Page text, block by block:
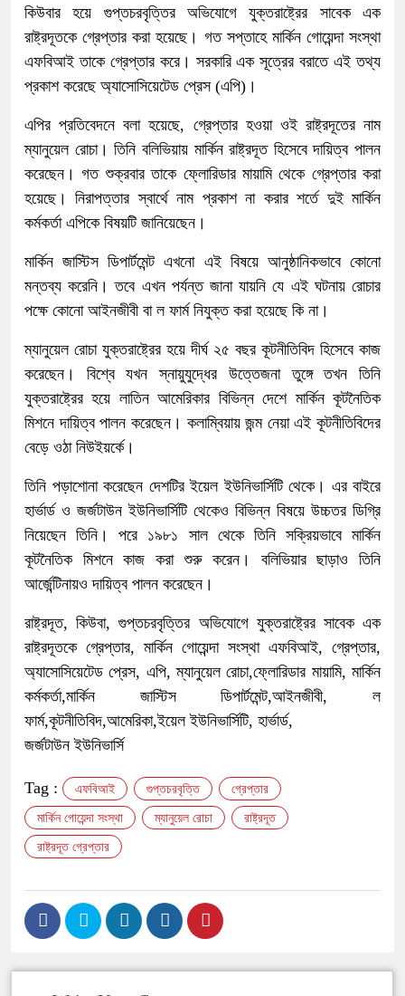
কিউবার হয়ে গুপ্তচরবৃত্তির অভিযোগে যুক্তরাষ্ট্রের সাবেক এক
রাষ্ট্রদূতকে গ্রেপ্তার করা হয়েছে। গত সপ্তাহে মার্কিন গোয়েন্দা সংস্থা
এফবিআই তাকে গ্রেপ্তার করে। সরকারি এক সূত্রের বরাতে এই তথ্য
প্রকাশ করেছে অ্যাসোসিয়েটেড প্রেস (এপি)।
এপির প্রতিবেদনে বলা হয়েছে, গ্রেপ্তার হওয়া ওই রাষ্ট্রদূতের নাম
ম্যানুয়েল রোচা। তিনি বলিভিয়ায় মার্কিন রাষ্ট্রদূত হিসেবে দায়িত্ব পালন
করেছেন। গত শুক্রবার তাকে ফ্লোরিডার মায়ামি থেকে গ্রেপ্তার করা
হয়েছে। নিরাপত্তার স্বার্থে নাম প্রকাশ না করার শর্তে দুই মার্কিন
কর্মকর্তা এপিকে বিষয়টি জানিয়েছেন।
মার্কিন জাস্টিস ডিপার্টমেন্ট এখনো এই বিষয়ে আনুষ্ঠানিকভাবে কোনো
মন্তব্য করেনি। তবে এখন পর্যন্ত জানা যায়নি যে এই ঘটনায় রোচার
পক্ষে কোনো আইনজীবী বা ল ফার্ম নিযুক্ত করা হয়েছে কি না।
ম্যানুয়েল রোচা যুক্তরাষ্ট্রের হয়ে দীর্ঘ ২৫ বছর কূটনীতিবিদ হিসেবে কাজ
করেছেন। বিশ্বে যখন স্নায়ুযুদ্ধের উত্তেজনা তুঙ্গে তখন তিনি
যুক্তরাষ্ট্রের হয়ে লাতিন আমেরিকার বিভিন্ন দেশে মার্কিন কূটনৈতিক
মিশনে দায়িত্ব পালন করেছেন। কলাম্বিয়ায় জন্ম নেয়া এই কূটনীতিবিদের
বেড়ে ওঠা নিউইয়র্কে।
তিনি পড়াশোনা করেছেন দেশটির ইয়েল ইউনিভার্সিটি থেকে। এর বাইরে
হার্ভার্ড ও জর্জটাউন ইউনিভার্সিটি থেকেও বিভিন্ন বিষয়ে উচ্চতর ডিগ্রি
নিয়েছেন তিনি। পরে ১৯৮১ সাল থেকে তিনি সক্রিয়ভাবে মার্কিন
কূটনৈতিক মিশনে কাজ করা শুরু করেন। বলিভিয়ার ছাড়াও তিনি
আর্জেন্টিনায়ও দায়িত্ব পালন করেছেন।
রাষ্ট্রদূত, কিউবা, গুপ্তচরবৃত্তির অভিযোগে যুক্তরাষ্ট্রের সাবেক এক
রাষ্ট্রদূতকে গ্রেপ্তার, মার্কিন গোয়েন্দা সংস্থা এফবিআই, গ্রেপ্তার,
অ্যাসোসিয়েটেড প্রেস, এপি, ম্যানুয়েল রোচা,ফ্লোরিডার মায়ামি, মার্কিন
কর্মকর্তা,মার্কিন জাস্টিস ডিপার্টমেন্ট,আইনজীবী, ল
ফার্ম,কূটনীতিবিদ,আমেরিকা,ইয়েল ইউনিভার্সিটি, হার্ভার্ড,
জর্জটাউন ইউনিভার্সি
Tag : এফবিআই গুপ্তচরবৃত্তি গ্রেপ্তার
মার্কিন গোয়েন্দা সংস্থা ম্যানুয়েল রোচা রাষ্ট্রদূত
রাষ্ট্রদূত গ্রেপ্তার